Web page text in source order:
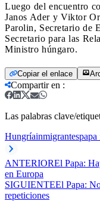
Luego del encuentro
Janos Ader y Viktor
Parolin, Secretario de
Secretario para las
Ministro húngaro.
Copiar el enlace
Compartir en :
Las palabras clave/
Hungríainmigrantespapa
ANTERIOREl Papa:
en Europa
SIGUIENTEEl Papa:
repeticiones